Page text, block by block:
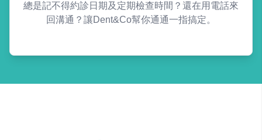
總是記不得約診日期及定期檢查時間？還在用電話來
回溝通？讓Dent&Co幫你通通一指搞定。